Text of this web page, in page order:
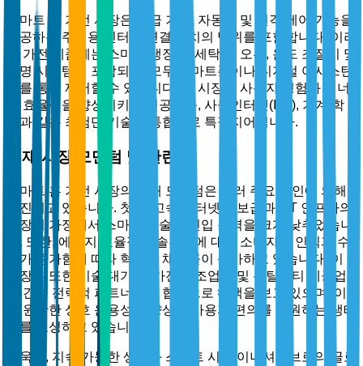
스마트 홈 가전 시장은 고급 기능, 자동화 및 원격 제어 기능을
제공하는 주거용 인터넷 연결 장치의 범위를 포함합니다. 이러
한 가전 제품에는 스마트 냉장고, 세탁기, 오븐, 온도 조절기 및
조명 시스템이 포함되며, 모두 스마트폰이나 디지털 어시스턴
트를 통해 제어할 수 있습니다. 이 시장은 사용자 경험과 에너
지 효율성을 향상시키는 인공지능, 사물인터넷(IoT), 기계 학
습과 같은 최첨단 기술의 통합으로 특징지어집니다.
현재 시장 모멘텀 및 관련성
스마트 홈 가전 시장의 현재 모멘텀은 여러 주요 요인에 의해
촉진되고 있습니다. 첫째, 고속 인터넷의 보급과 IoT 인프라의
확장이 가정에서 스마트 기술의 진입 장벽을 크게 낮추었습니
다. 또한, 에너지 효율적인 솔루션에 대한 소비자의 인식과 수
요가 증가함에 따라 혁신과 채택률이 증가하고 있습니다. 이
시장은 또한 기술 대기업, 가전 제조업체 및 유틸리티 제공업
체 간의 전략적 파트너십과 협력으로 혜택을 보고 있으며, 이
는 원활한 상호 운용성과 향상된 사용자 편의를 지원하는 생태
계를 조성하고 있습니다.
더욱이, 지속 가능한 생활과 스마트 시티 이니셔티브로의 글로